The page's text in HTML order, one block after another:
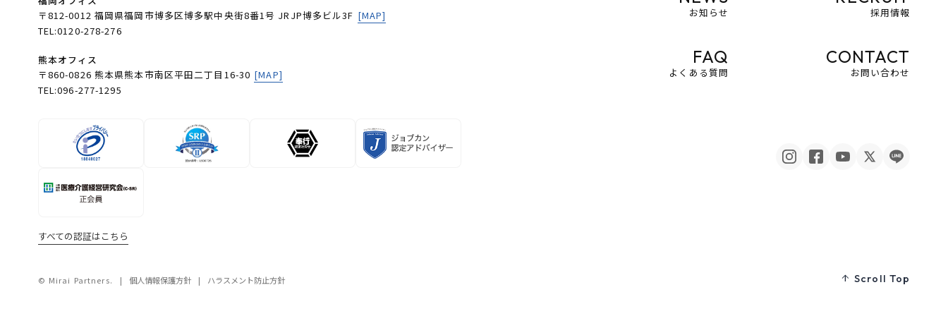
Scroll Top
〒812-0012 福岡県福岡市博多区博多駅中央街8番1号 JRJP博多ビル3F [MAP]
TEL:0120-278-276
熊本オフィス
〒860-0826 熊本県熊本市南区平田二丁目16-30 [MAP]
TEL:096-277-1295
すべての認証はこちら
お知らせ 採用情報
FAQ
よくある質問
CONTACT
お問い合わせ
© Mirai Partners. 個人情報保護方針 ハラスメント防止方針